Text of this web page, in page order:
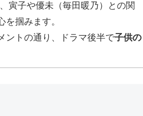
寅子や優未（毎田暖乃）との関
掴みます。
ントの通り、ドラマ後半で子供の